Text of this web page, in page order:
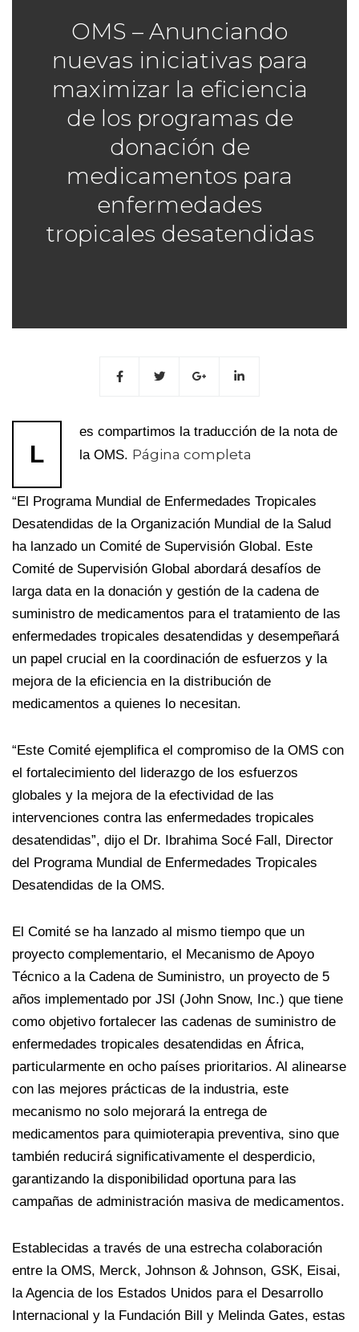
OMS – Anunciando
nuevas iniciativas para
maximizar la eficiencia
de los programas de
donación de
medicamentos para
enfermedades
tropicales desatendidas
L
es compartimos la traducción de la nota de
la OMS. Página completa
“El Programa Mundial de Enfermedades Tropicales
Desatendidas de la Organización Mundial de la Salud
ha lanzado un Comité de Supervisión Global. Este
Comité de Supervisión Global abordará desafíos de
larga data en la donación y gestión de la cadena de
suministro de medicamentos para el tratamiento de las
enfermedades tropicales desatendidas y desempeñará
un papel crucial en la coordinación de esfuerzos y la
mejora de la eficiencia en la distribución de
medicamentos a quienes lo necesitan.
“Este Comité ejemplifica el compromiso de la OMS con
el fortalecimiento del liderazgo de los esfuerzos
globales y la mejora de la efectividad de las
intervenciones contra las enfermedades tropicales
desatendidas”, dijo el Dr. Ibrahima Socé Fall, Director
del Programa Mundial de Enfermedades Tropicales
Desatendidas de la OMS.
El Comité se ha lanzado al mismo tiempo que un
proyecto complementario, el Mecanismo de Apoyo
Técnico a la Cadena de Suministro, un proyecto de 5
años implementado por JSI (John Snow, Inc.) que tiene
como objetivo fortalecer las cadenas de suministro de
enfermedades tropicales desatendidas en África,
particularmente en ocho países prioritarios. Al alinearse
con las mejores prácticas de la industria, este
mecanismo no solo mejorará la entrega de
medicamentos para quimioterapia preventiva, sino que
también reducirá significativamente el desperdicio,
garantizando la disponibilidad oportuna para las
campañas de administración masiva de medicamentos.
Establecidas a través de una estrecha colaboración
entre la OMS, Merck, Johnson & Johnson, GSK, Eisai,
la Agencia de los Estados Unidos para el Desarrollo
Internacional y la Fundación Bill y Melinda Gates, estas